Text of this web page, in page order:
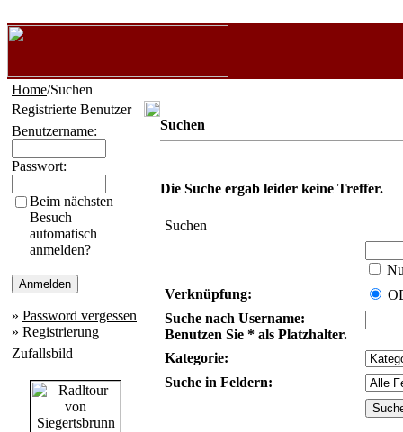
Home/Suchen
Registrierte Benutzer
Benutzername:
Passwort:
Beim nächsten
Besuch
automatisch
anmelden?
» Password vergessen
» Registrierung
Zufallsbild
Suchen
Die Suche ergab leider keine Treffer.
Suchen
Verknüpfung:
Suche nach Username:
Benutzen Sie * als Platzhalter.
Kategorie:
Suche in Feldern: